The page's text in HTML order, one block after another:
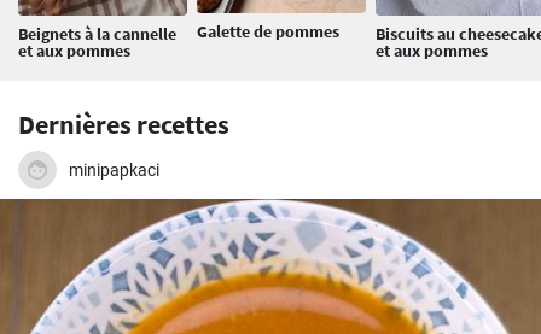
Beignets à la cannelle
et aux pommes
Galette de pommes Biscuits au
et aux pommes
Dernières recettes
minipapkaci